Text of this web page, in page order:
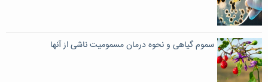
سموم گیاهی و نحوه درمان مسمومیت ناشی از آنها